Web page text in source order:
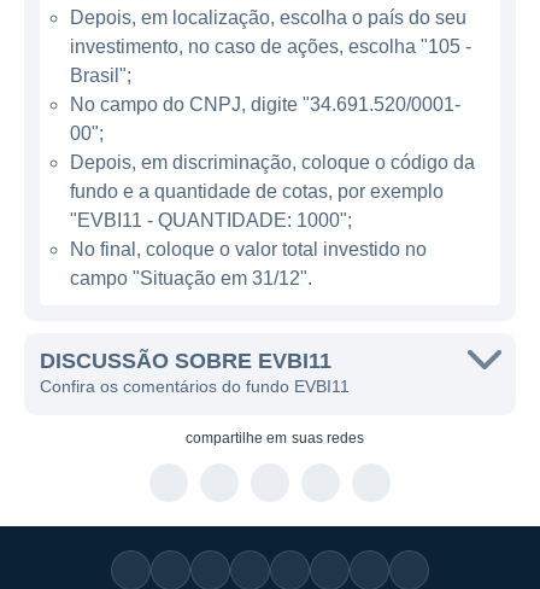
CARACTERÍSTICAS DO FII VBI
CONSUMO ESSENCIAL
O VBI Consumo Essencial tem como meta
gerar rendimentos mensais para seus
cotistas, principalmente por meio de aluguéis
pagos pelos inquilinos dos imóveis em sua
posse. A proposta do fundo busca oferecer
aos investidores uma forma acessível de
à rotina do dia a dia, resultando em
rendimentos mais frequentes e previsíveis.
Além de imóveis comerciais, o estatuto do
Consumo Essencial é realizada por uma
Depois, em localização, escolha o país do seu
investimento, no caso de ações, escolha "105 -
Brasil";
No campo do CNPJ, digite "34.691.520/0001-
00";
Depois, em discriminação, coloque o código da
fundo e a quantidade de cotas, por exemplo
"EVBI11 - QUANTIDADE: 1000";
No final, coloque o valor total investido no
campo "Situação em 31/12".
DISCUSSÃO SOBRE EVBI11
Confira os comentários do fundo EVBI11
compartilhe em suas redes